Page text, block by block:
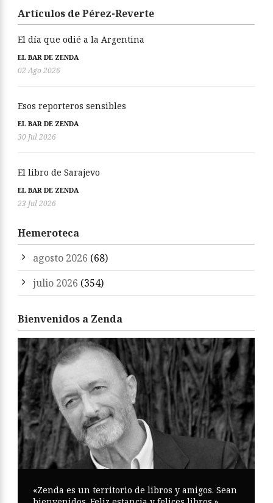
Artículos de Pérez-Reverte
El día que odié a la Argentina
EL BAR DE ZENDA
02 Ago 2026
Esos reporteros sensibles
EL BAR DE ZENDA
30 Jul 2026
El libro de Sarajevo
EL BAR DE ZENDA
23 Jul 2026
Hemeroteca
agosto 2026 (68)
julio 2026 (354)
Bienvenidos a Zenda
«Zenda es un territorio de libros y amigos. Sean